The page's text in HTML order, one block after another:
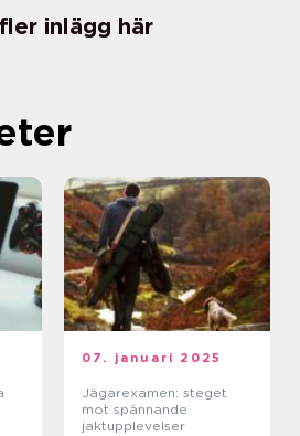
inlägg här
07. januari 2025
Jägarexamen: steget
mot spännande
jaktupplevelser